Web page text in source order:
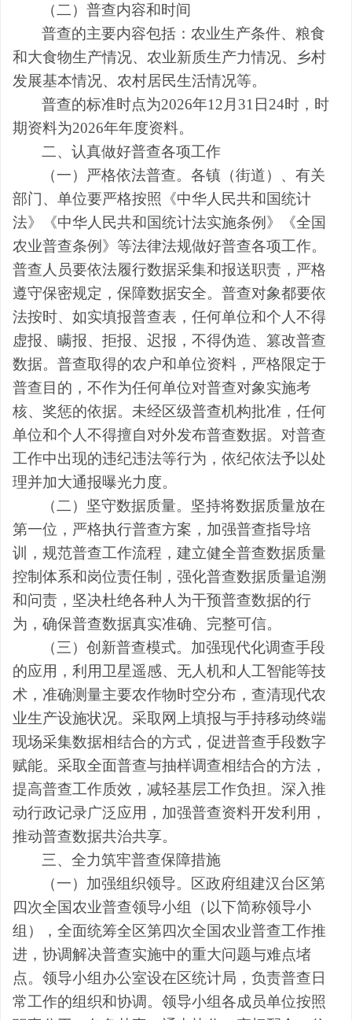
（二）普查内容和时间
普查的主要内容包括：农业生产条件、粮食
和大食物生产情况、农业新质生产力情况、乡村
发展基本情况、农村居民生活情况等。
普查的标准时点为2026年12 月 31 日 24时，时
期资料为2026年年度资料。
二、认真做好普查各项工作
（一）严格依法普查。各镇 （街道） 、有关
部门、单位要严格按照《中华人民共和国统计
法》《中华人民共和国统计法实施条例》《全国
农业普查条例》 等法律法规做好普查各项工作。
普查人员要依法履行数据采集和报送职责，严格
遵守保密规定，保障数据安全。普查对象都要依
法按时、如实填报普查表，任何单位和个人不得
虚报、瞒报、拒报、迟报，不得伪造、篡改普查
数据。普查取得的农户和单位资料，严格限定于
普查目的，不作为任何单位对普查对象实施考
核、奖惩的依据。未经区级普查机构批准 ， 任何
单位和个人不得擅自对外发布普查数据。对普查
工作中出现的违纪违法等行为，依纪依法予以处
理并加大通报曝光力度。
（二）坚守数据质量。 坚持将数据质量放在
第一位，严格执行普查方案，加强普查指导培
训，规范普查工作流程 ， 建立健全普查数据质量
控制体系和岗位责任制， 强化普查数据质量追溯
和问责，坚决杜绝各种 人为干预普查数据的行
为 ， 确保普查数据真实准确、完整可信。
（三）创新普查模式。 加强现代化调查手段
的应用，利用卫星遥感、无人机和人工智能等技
术，准确测量主要农作物时空分布，查清现代农
业生产设施状况。 采取 网上填报与手持移动终端
现场采集数据相结合的方式， 促进普查手段数字
赋能。采取全面普查与抽样调查相结合的方法，
提高普查工作质效，减轻基层工作负担。深入推
动行政记录广泛应用，加强普查资料开发利用，
推动普查数据共治共享。
三、全力筑牢普查保障措施
（一）加强组织领导。
区政府组建汉台区第
四次全国农业普查领导小组（以下简称领导小
组），全面统筹全区第四次全国农业普查工作推
进 ，协调解决普查实施中的重大问题与难点堵
点。领导小组办公室设在 区统计局，负责普查日
常工作的组织和协调。领导小组各成员单位按照